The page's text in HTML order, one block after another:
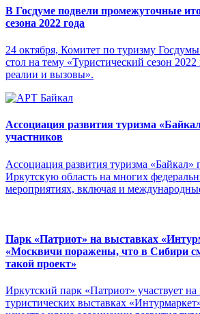
В Госдуме подвели промежуточные
сезона 2022 года
24 октября, Комитет по туризму
стол на тему «Туристический сезон
реалии и вызовы».
Ассоциация развития туризма
участников
Ассоциация развития туризма «Байкал»
Иркутскую область на многих
мероприятиях, включая и
Парк «Патриот» на выставках
«Москвичи поражены, что в Сибири
такой проект»
Иркутский парк «Патриот» участвует
туристических выставках